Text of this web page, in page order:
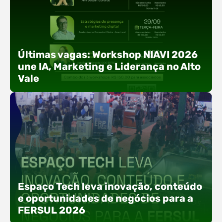
Últimas vagas: Workshop NIAVI 2026
une IA, Marketing e Liderança no Alto
Vale
Com o objetivo de impulsionar a produtividade, a
presença digital e a gestão nas empresas do
Alto Vale, o Núcleo de Tecnologia da Informação
(NIAVI), Polo ACATE-ACIRS, realiza a edição
2026 do Workshop NIAVI. O evento foi
Espaço Tech leva inovação, conteúdo
e oportunidades de negócios para a
FERSUL 2026